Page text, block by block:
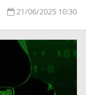
21/06/2025 10:30